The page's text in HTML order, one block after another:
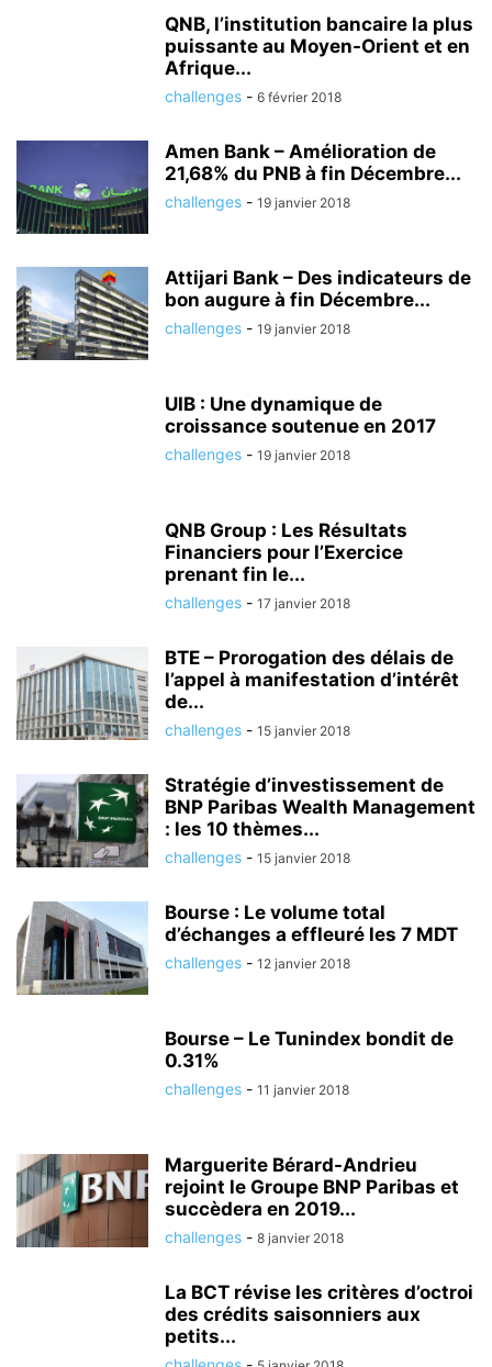
QNB, l’institution bancaire la plus
puissante au Moyen-Orient et en
Afrique...
challenges - 6 février 2018
Amen Bank – Amélioration de
21,68% du PNB à fin Décembre...
challenges - 19 janvier 2018
Attijari Bank – Des indicateurs de
bon augure à fin Décembre...
challenges - 19 janvier 2018
UIB : Une dynamique de
croissance soutenue en 2017
challenges - 19 janvier 2018
QNB Group : Les Résultats
Financiers pour l’Exercice
prenant fin le...
challenges - 17 janvier 2018
BTE – Prorogation des délais de
l’appel à manifestation d’intérêt
de...
challenges - 15 janvier 2018
Stratégie d’investissement de
BNP Paribas Wealth Management
: les 10 thèmes...
challenges - 15 janvier 2018
Bourse : Le volume total
d’échanges a effleuré les 7 MDT
challenges - 12 janvier 2018
Bourse – Le Tunindex bondit de
0.31%
challenges - 11 janvier 2018
Marguerite Bérard-Andrieu
rejoint le Groupe BNP Paribas et
succèdera en 2019...
challenges - 8 janvier 2018
La BCT révise les critères d’octroi
des crédits saisonniers aux
petits...